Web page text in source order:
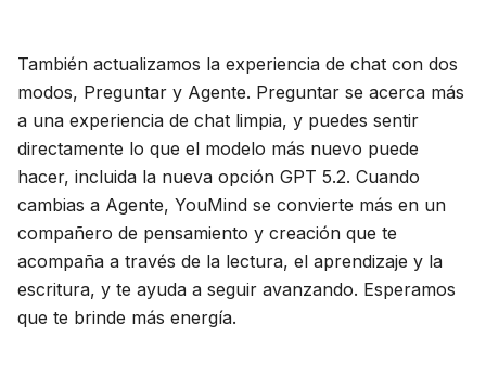
También actualizamos la experiencia de chat con dos
modos, Preguntar y Agente. Preguntar se acerca más
a una experiencia de chat limpia, y puedes sentir
directamente lo que el modelo más nuevo puede
hacer, incluida la nueva opción GPT 5.2. Cuando
cambias a Agente, YouMind se convierte más en un
compañero de pensamiento y creación que te
acompaña a través de la lectura, el aprendizaje y la
escritura, y te ayuda a seguir avanzando. Esperamos
que te brinde más energía.